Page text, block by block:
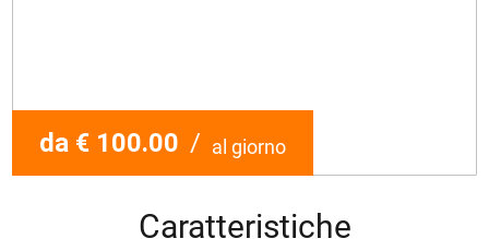
da € 100.00 / al giorno
Caratteristiche